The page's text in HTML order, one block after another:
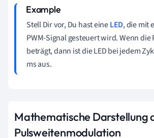
Stell Dir vor, Du hast eineLED, die mit
PWM-Signal gesteuert wird. Wenn die
beträgt, dann ist die LED bei jedem
ms aus.
Mathematische Darstellung
Pulsweitenmodulation